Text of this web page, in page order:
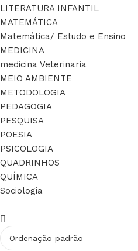
LITERATURA INFANTIL
MATEMÁTICA
Matemática/ Estudo e Ensino
MEDICINA
medicina Veterinaria
MEIO AMBIENTE
METODOLOGIA
PEDAGOGIA
PESQUISA
POESIA
PSICOLOGIA
QUADRINHOS
QUÍMICA
Sociologia